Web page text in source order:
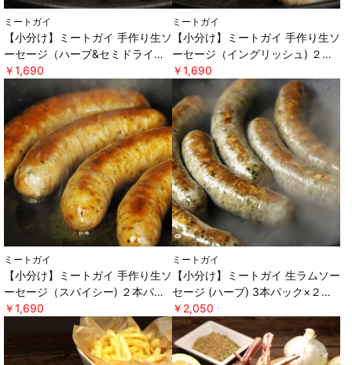
ミートガイ
【小分け】ミートガイ 手作り生ソ
ーセージ（ハーブ&セミドライト
マト) ２本パック×２セット ＊軽
減税率対象 [ミートガイ]
￥1,690
ミートガイ
【小分け】ミートガイ 手作り生ソ
ーセージ（イングリッシュ) ２本
パック×２セット ＊軽減税率対
象 [ミートガイ]
￥1,690
ミートガイ
【小分け】ミートガイ 手作り生ソ
ーセージ（スパイシー) ２本パッ
ク×２セット ＊軽減税率対象 [ミ
￥1,690
ミートガイ
【小分け】ミートガイ 生ラムソー
セージ (ハーブ) 3本パック×２セ
ット ＊軽減税率対象 [ミートガ
イ]
￥2,050